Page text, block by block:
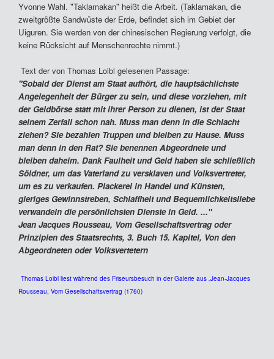
Yvonne Wahl. "Taklamakan" heißt die Arbeit. (Taklamakan, die
zweitgrößte Sandwüste der Erde, befindet sich im Gebiet der
Uiguren. Sie werden von der chinesischen Regierung verfolgt, die
keine Rücksicht auf Menschenrechte nimmt.)
Text der von Thomas Loibl gelesenen Passage:
"Sobald der Dienst am Staat aufhört, die hauptsächlichste
Angelegenheit der Bürger zu sein, und diese vorziehen, mit
der Geldbörse statt mit ihrer Person zu dienen, ist der Staat
seinem Zerfall schon nah. Muss man denn in die Schlacht
ziehen? Sie bezahlen Truppen und bleiben zu Hause. Muss
man denn in den Rat? Sie benennen Abgeordnete und
bleiben daheim. Dank Faulheit und Geld haben sie schließlich
Söldner, um das Vaterland zu versklaven und Volksvertreter,
um es zu verkaufen. Plackerei in Handel und Künsten,
gieriges Gewinnstreben, Schlaffheit und Bequemlichkeitsliebe
verwandeln die persönlichsten Dienste in Geld. ..."
Jean Jacques Rousseau, Vom Gesellschaftsvertrag oder
Prinzipien des Staatsrechts, 3. Buch 15. Kapitel, Von den
Abgeordneten oder Volksvertetern
Thomas Loibl liest während des Friseursbesuch in der Galerie aus „Jean-Jacques
Rousseau, Vom Gesellschaftsvertrag (1760)